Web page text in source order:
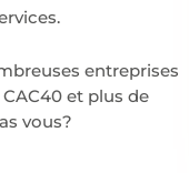
entreprises
et plus de
vous?